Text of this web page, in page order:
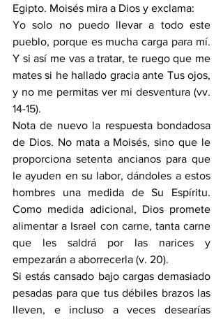
Egipto. Moisés mira a Dios y exclama:
Yo solo no puedo llevar a todo este
pueblo, porque es mucha carga para mí.
Y si así me vas a tratar, te ruego que me
mates si he hallado gracia ante Tus ojos,
y no me permitas ver mi desventura (vv.
14-15).
Nota de nuevo la respuesta bondadosa
de Dios. No mata a Moisés, sino que le
proporciona setenta ancianos para que
le ayuden en su labor, dándoles a estos
hombres una medida de Su Espíritu.
Como medida adicional, Dios promete
alimentar a Israel con carne, tanta carne
que les saldrá por las narices y
empezarán a aborrecerla (v. 20).
Si estás cansado bajo cargas demasiado
pesadas para que tus débiles brazos las
lleven, e incluso a veces desearías